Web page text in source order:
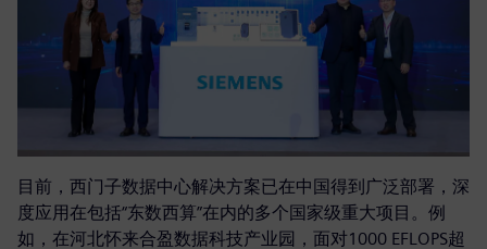
目前，西门子数据中心解决方案已在中国得到广泛部署，深
度应用在包括“东数西算”在内的多个国家级重大项目。例
如，在河北怀来合盈数据科技产业园，面对1000 EFLOPS超